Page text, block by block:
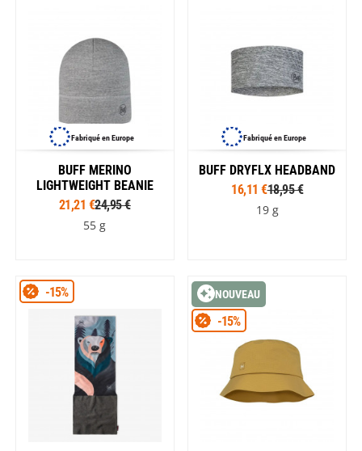
Fabriqué en Europe
BUFF MERINO
LIGHTWEIGHT BEANIE
21,21 €24,95 €
55 g
Fabriqué en Europe
BUFF DRYFLX HEADBAND
16,11 €18,95 €
19 g
-15% NOUVEAU
-15%